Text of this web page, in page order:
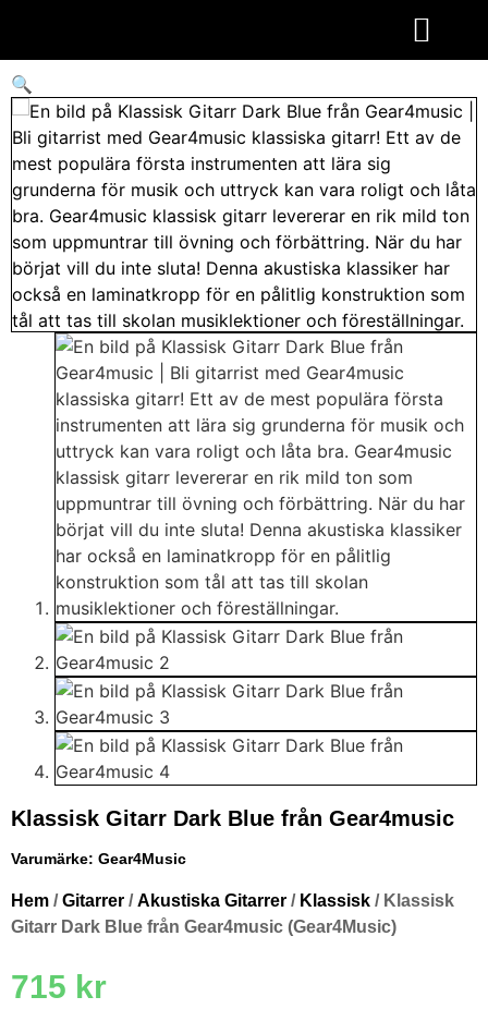
🔍
Klassisk Gitarr Dark Blue från Gear4music
Varumärke: Gear4Music
Hem /Gitarrer /Akustiska Gitarrer / Klassisk / Klassisk
Gitarr Dark Blue från Gear4music (Gear4Music)
715 kr